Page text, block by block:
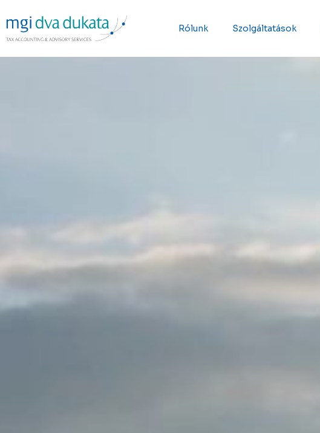
Rólunk Szolgáltatások